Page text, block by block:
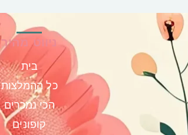
ניווט מהיר
בית
כל ההמלצות
הכי נמכרים
קופונים